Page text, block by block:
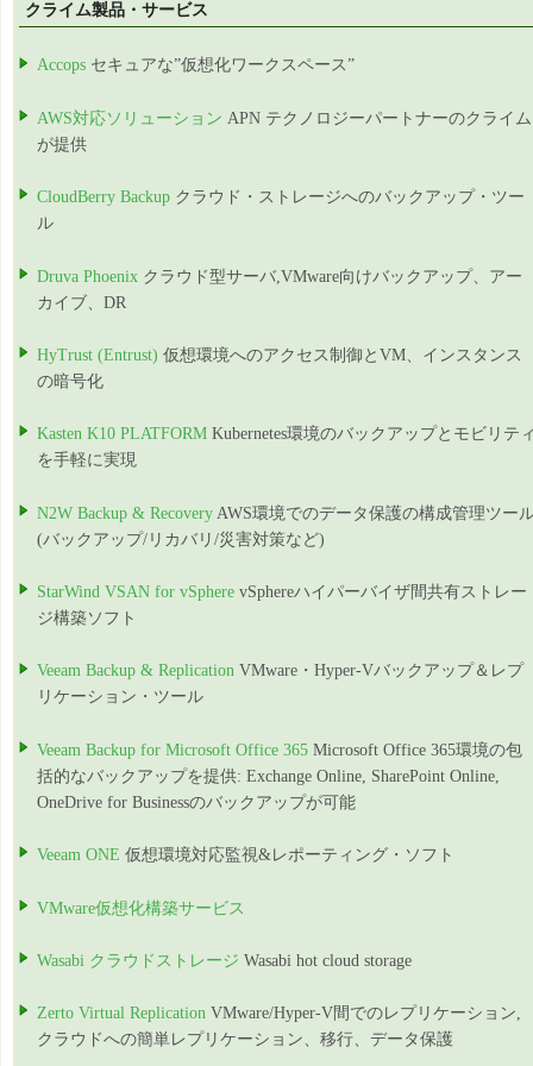
クライム製品・サービス
Accops セキュアな”仮想化ワークスペース”
AWS対応ソリューション APN テクノロジーパートナーのクライム
が提供
CloudBerry Backup クラウド・ストレージへのバックアップ・ツー
ル
Druva Phoenix クラウド型サーバ,VMware向けバックアップ、アー
カイブ、DR
HyTrust (Entrust) 仮想環境へのアクセス制御とVM、インスタンス
の暗号化
Kasten K10 PLATFORM Kubernetes環境のバックアップとモビリテ
を手軽に実現
N2W Backup & Recovery AWS環境でのデータ保護の構成管理ツー
(バックアップ/リカバリ/災害対策など)
StarWind VSAN for vSphere vSphereハイパーバイザ間共有ストレー
ジ構築ソフト
Veeam Backup & Replication VMware・Hyper-Vバックアップ＆レプ
リケーション・ツール
Veeam Backup for Microsoft Office 365 Microsoft Office 365環境の包
括的なバックアップを提供: Exchange Online, SharePoint Online,
OneDrive for Businessのバックアップが可能
Veeam ONE 仮想環境対応監視&レポーティング・ソフト
VMware仮想化構築サービス
Wasabi クラウドストレージ Wasabi hot cloud storage
Zerto Virtual Replication VMware/Hyper-V間でのレプリケーション,
クラウドへの簡単レプリケーション、移行、データ保護